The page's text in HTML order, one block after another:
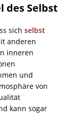
des Selbst
sich selbst
anderen
inneren
und
von
kann sogar